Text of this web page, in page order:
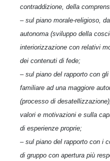
contraddizione, della
– sul piano morale-religioso,
autonoma (sviluppo della
interiorizzazione con relativi
dei contenuti di fede;
– sul piano del rapporto con
familiare ad una maggiore
(processo di
valori e motivazioni e sulla
di esperienze proprie;
– sul piano del rapporto con i
di gruppo con apertura più